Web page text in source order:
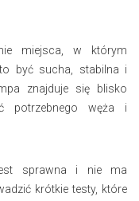
miejsca, w którym
być sucha, stabilna i
znajduje się blisko
potrzebnego węża i
sprawna i nie ma
krótkie testy, które